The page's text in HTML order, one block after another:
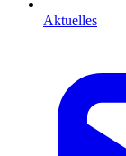
Aktuelles